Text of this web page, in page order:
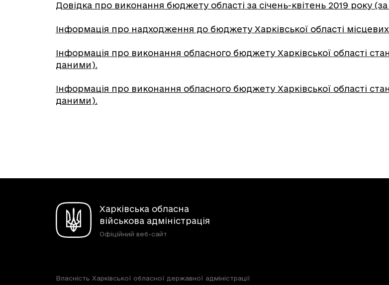
Довідка про виконання бюджету області за січень-квітень 2019 року
Інформація про надходження до бюджету Харківської області місцевих
Інформація про виконання обласного бюджету Харківської області
даними).
Інформація про виконання обласного бюджету Харківської області
даними).
Харківська обласна
військова адміністрація
Офіційний веб-сайт
Власність Харківської обласної державної адміністрації